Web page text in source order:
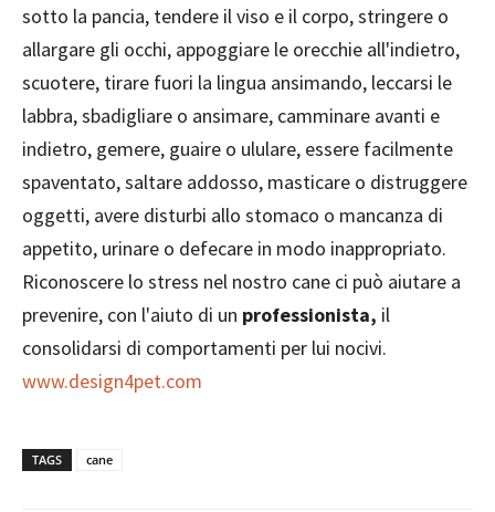
sotto la pancia, tendere il viso e il corpo, stringere o
allargare gli occhi, appoggiare le orecchie all'indietro,
scuotere, tirare fuori la lingua ansimando, leccarsi le
labbra, sbadigliare o ansimare, camminare avanti e
indietro, gemere, guaire o ululare, essere facilmente
spaventato, saltare addosso, masticare o distruggere
oggetti, avere disturbi allo stomaco o mancanza di
appetito, urinare o defecare in modo inappropriato.
Riconoscere lo stress nel nostro cane ci può aiutare a
prevenire, con l'aiuto di un professionista, il
consolidarsi di comportamenti per lui nocivi.
www.design4pet.com
TAGS cane